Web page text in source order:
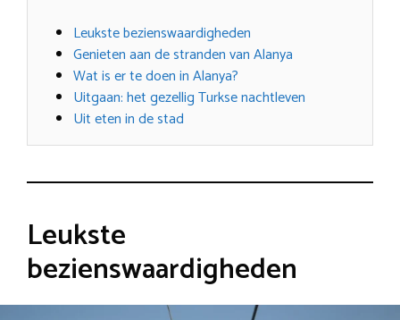
Leukste bezienswaardigheden
Genieten aan de stranden van Alanya
Wat is er te doen in Alanya?
Uitgaan: het gezellig Turkse nachtleven
Uit eten in de stad
Leukste
bezienswaardigheden